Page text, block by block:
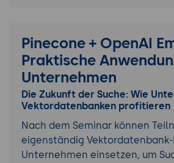
Pinecone + OpenAI
Praktische
Unternehmen
Die Zukunft der Suche: Wie
Vektordatenbanken profitieren
Nach dem Seminar können
eigenständig Vektordatenbank-
Unternehmen einsetzen, um